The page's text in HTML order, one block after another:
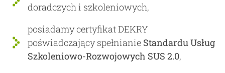
doradczych i szkoleniowych,
posiadamy certyfikat DEKRY
poświadczający spełnianie Standardu Usług
Szkoleniowo-Rozwojowych SUS 2.0,